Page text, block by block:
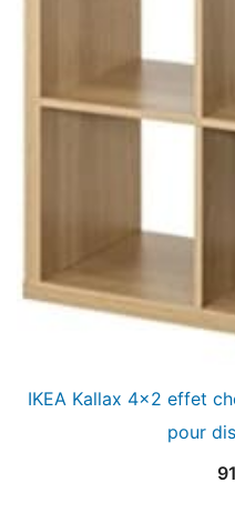
IKEA Kallax 4×2 effet
pour